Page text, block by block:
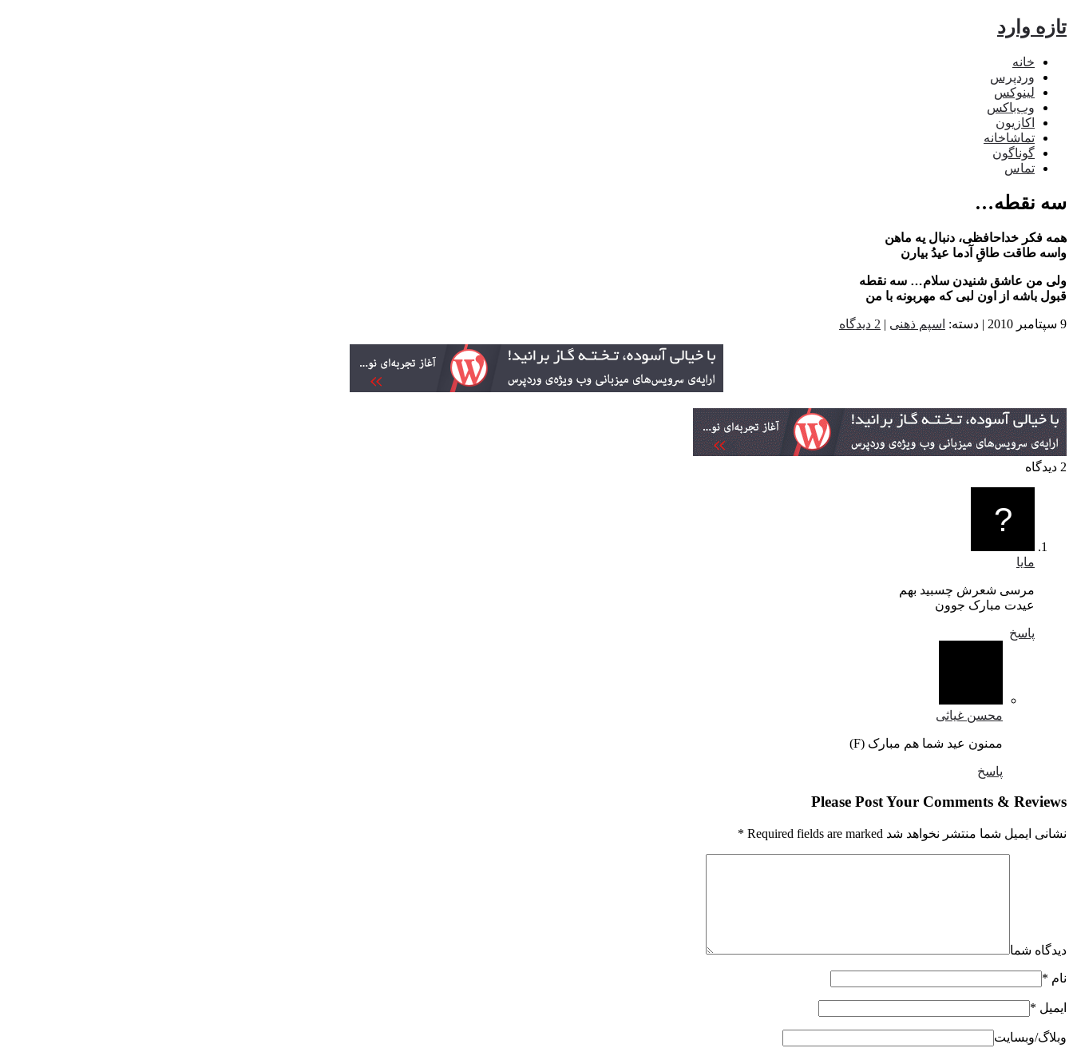
تازه وارد
خانه
وردپرس
لینوکس
وب‌باکس
اکازیون
تماشاخانه
گوناگون
تماس
سه نقطه…
همه فکر خداحافظی، دنبال یه ماهن
واسه طاقت طاقِ آدما عیدُ بیارن
ولی من عاشق شنیدن سلام… سه نقطه
قبول باشه از اون لبی که مهربونه با من
9 سپتامبر 2010 | دسته: اسپم ذهنی | 2 دیدگاه
2 دیدگاه
مایا
مرسی شعرش چسبید بهم
عیدت مبارک جوون
پاسخ
محسن غیاثی
ممنون عید شما هم مبارک (F)
پاسخ
Please Post Your Comments & Reviews
نشانی ایمیل شما منتشر نخواهد شد Required fields are marked *
دیدگاه شما
نام *
ایمیل *
وبلاگ‌/‌وبسایت